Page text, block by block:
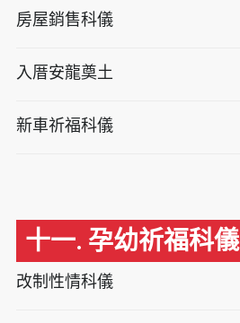
房屋銷售科儀
入厝安龍奠土
新車祈福科儀
十一. 孕幼祈福科儀
改制性情科儀